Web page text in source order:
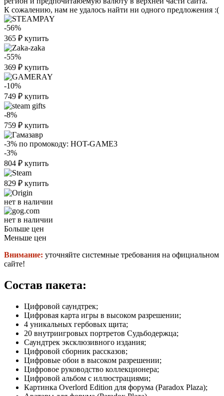
К сожалению, нам не удалось найти ни одного предложения :(
-56%
365 ₽ купить
-55%
369 ₽ купить
-10%
749 ₽ купить
-8%
759 ₽ купить
-3% по промокоду: HOT-GAME3
-3%
804 ₽ купить
829 ₽ купить
нет в наличии
нет в наличии
Больше цен
Меньше цен
Внимание: уточняйте системные требования на официальном
сайте!
Состав пакета:
Цифровой саундтрек;
Цифровая карта игры в высоком разрешении;
4 уникальных гербовых щита;
20 внутриигровых портретов Судьбодержца;
Саундтрек эксклюзивного издания;
Цифровой сборник рассказов;
Цифровые обои в высоком разрешении;
Цифровое руководство коллекционера;
Цифровой альбом с иллюстрациями;
Картинка Overlord Edition для форума (Paradox Plaza);